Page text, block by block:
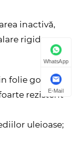
inactivă,
rigide
folie goală din
rezistent
uleioase;
WhatsApp
E-Mail